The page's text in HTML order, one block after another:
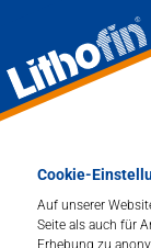
Cookie-
Auf unserer
Seite als auch für
Erhebung zu
Produkte
Lösungen
Lithofin